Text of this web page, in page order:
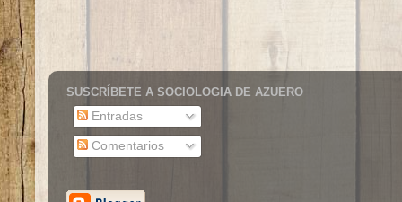
SUSCRÍBETE A SOCIOLOGIA DE AZUERO
Entradas
Comentarios